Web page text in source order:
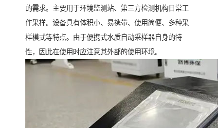
的需求。主要用于环境监测站、第三方检测机构日常工
作采样。设备具有体积小、易携带、使用简便、多种采
样模式等特点。由于便携式水质自动采样器自身的特
性，因此在使用时应注意其外部的使用环境。